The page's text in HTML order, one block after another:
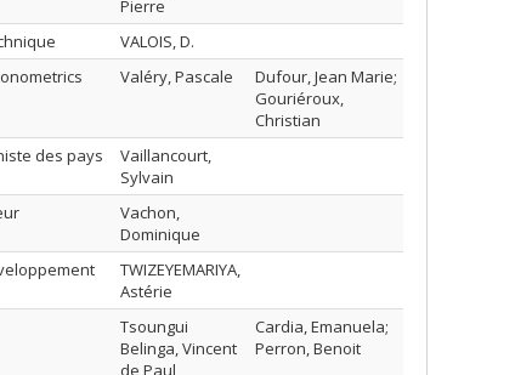
Pierre
VALOIS, D.
Valéry, Pascale
Dufour, Jean Marie;
Gouriéroux,
Christian
des pays
Vaillancourt,
Sylvain
Vachon,
Dominique
TWIZEYEMARIYA,
Astérie
Tsoungui
Belinga, Vincent
de Paul
Cardia, Emanuela;
Perron, Benoit